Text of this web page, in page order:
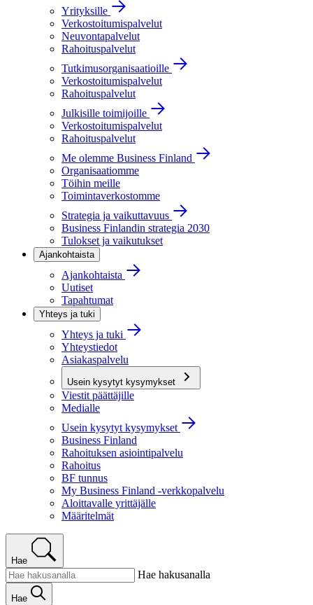
Yrityksille
Verkostoitumispalvelut
Neuvontapalvelut
Rahoituspalvelut
Tutkimusorganisaatioille
Verkostoitumispalvelut
Rahoituspalvelut
Julkisille toimijoille
Verkostoitumispalvelut
Rahoituspalvelut
Me olemme Business Finland
Organisaatiomme
Töihin meille
Toimintaverkostomme
Strategia ja vaikuttavuus
Business Finlandin strategia 2030
Tulokset ja vaikutukset
Ajankohtaista
Ajankohtaista
Uutiset
Tapahtumat
Yhteys ja tuki
Yhteys ja tuki
Yhteystiedot
Asiakaspalvelu
Usein kysytyt kysymykset
Viestit päättäjille
Medialle
Usein kysytyt kysymykset
Business Finland
Rahoituksen asiointipalvelu
Rahoitus
BF tunnus
My Business Finland -verkkopalvelu
Aloittavalle yrittäjälle
Määritelmät
Hae
Hae hakusanalla
Hae